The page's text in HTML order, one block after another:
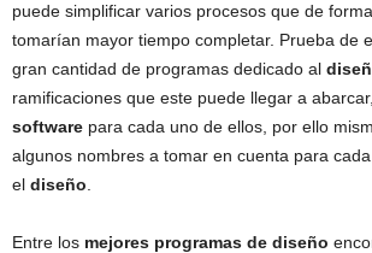
puede simplificar varios procesos que de
tomarían mayor tiempo completar. Prueba de
gran cantidad de programas dedicado al
ramificaciones que este puede llegar a
software para cada uno de ellos, por ello
algunos nombres a tomar en cuenta para
el diseño
Entre los mejores programas de diseño